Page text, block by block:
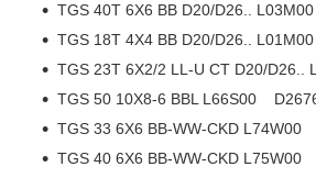
TGS 40T 6X6 BB D20/D26..
TGS 18T 4X4 BB D20/D26..
TGS 23T 6X2/2 LL-U CT D20/
TGS 50 10X8-6 BBL L66S00
TGS 33 6X6 BB-WW-CKD
TGS 40 6X6 BB-WW-CKD